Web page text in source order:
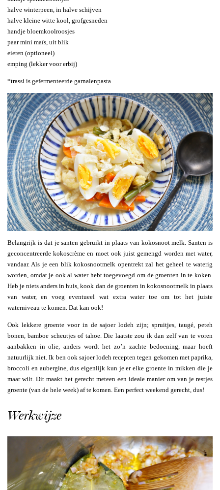
halve winterpeen, in halve schijven
halve kleine witte kool, grofgesneden
handje bloemkoolroosjes
paar mini maïs, uit blik
eieren (optioneel)
emping (lekker voor erbij)
*trassi is gefermenteerde garnalenpasta
Belangrijk is dat je santen gebruikt in plaats van kokosnoot melk. Santen is
geconcentreerde kokoscrème en moet ook juist gemengd worden met water,
vandaar. Als je een blik kokosnootmelk opentrekt zal het geheel te waterig
worden, omdat je ook al water hebt toegevoegd om de groenten in te koken.
Heb je niets anders in huis, kook dan de groenten in kokosnootmelk in plaats
van water, en voeg eventueel wat extra water toe om tot het juiste
waterniveau te komen. Dat kan ook!
Ook lekkere groente voor in de sajoer lodeh zijn; spruitjes, taugé, peteh
bonen, bamboe scheutjes of tahoe. Die laatste zou ik dan zelf van te voren
aanbakken in olie, anders wordt het zo’n zachte bedoening, maar hoeft
natuurlijk niet. Ik ben ook sajoer lodeh recepten tegen gekomen met paprika,
broccoli en aubergine, dus eigenlijk kun je er elke groente in mikken die je
maar wilt. Dit maakt het gerecht meteen een ideale manier om van je restjes
groente (van de hele week) af te komen. Een perfect weekend gerecht, dus!
Werkwijze